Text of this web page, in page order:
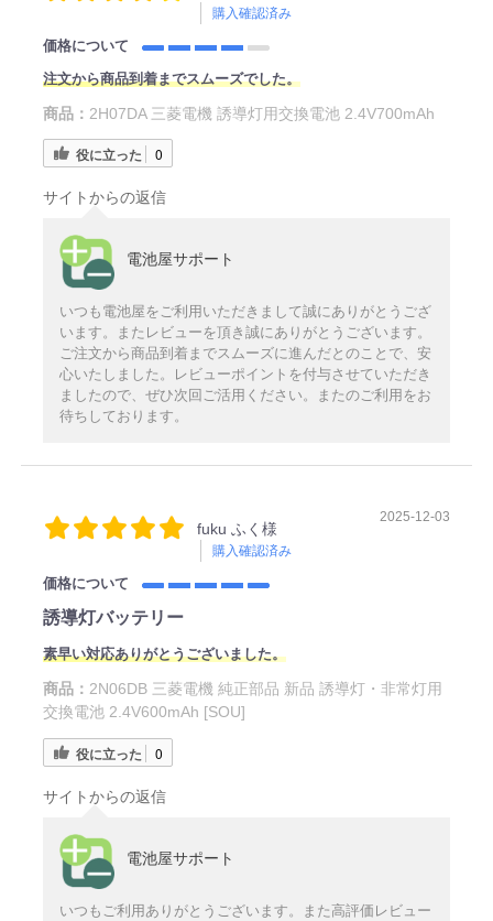
購入確認済み
価格について
注文から商品到着までスムーズでした。
商品： 2H07DA 三菱電機 誘導灯用交換電池 2.4V700mAh
役に立った 0
サイトからの返信
電池屋サポート
いつも電池屋をご利用いただきまして誠にありがとうござ
います。またレビューを頂き誠にありがとうございます。
ご注文から商品到着までスムーズに進んだとのことで、安
心いたしました。レビューポイントを付与させていただき
ましたので、ぜひ次回ご活用ください。またのご利用をお
待ちしております。
fuku ふく様
購入確認済み
2025-12-03
価格について
誘導灯バッテリー
素早い対応ありがとうございました。
商品： 2N06DB 三菱電機 純正部品 新品 誘導灯・非常灯用
交換電池 2.4V600mAh [SOU]
役に立った 0
サイトからの返信
電池屋サポート
いつもご利用ありがとうございます。また高評価レビュー